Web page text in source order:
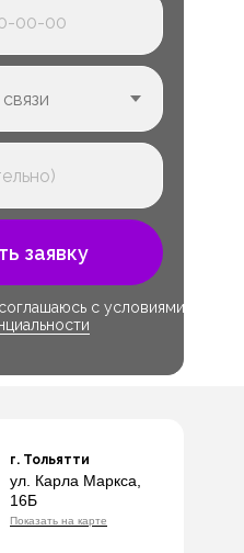
заявку
с условиями
г. Тольятти
ул. Карла Маркса,
16Б
Показать на карте